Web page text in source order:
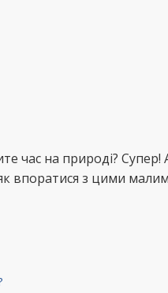
час на природі?
впоратися з цими